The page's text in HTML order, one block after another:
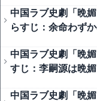
中国ラブ史劇「晩
らすじ：余命わず
中国ラブ史劇「晩
すじ：李嗣源は晩
中国ラブ史劇「晩